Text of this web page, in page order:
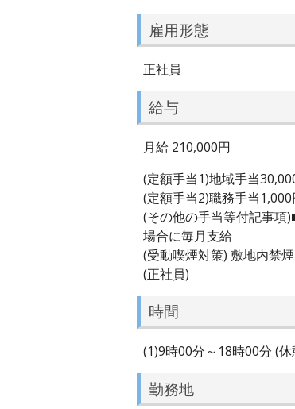
雇用形態
正社員
給与
月給 210,000円
(定額手当1)地域手当
(定額手当2)職務手当
(その他の手当等付記事項
場合に毎月支給
(受動喫煙対策) 敷地内禁煙
(正社員)
時間
(1)9時00分～18時00分 (
勤務地